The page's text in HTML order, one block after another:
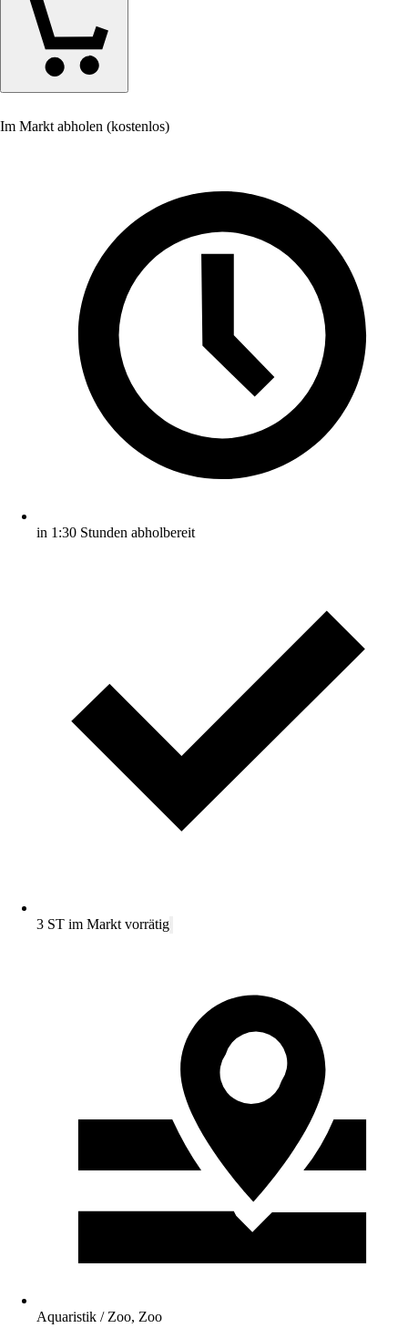
Im Markt abholen (kostenlos)
in 1:30 Stunden abholbereit
3 ST im Markt vorrätig
Aquaristik / Zoo, Zoo